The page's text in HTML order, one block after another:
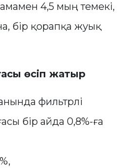
4,5 мың темекі,
бір қорапқа жуық
өсіп жатыр
фильтрлі
бір айда 0,8%-ға